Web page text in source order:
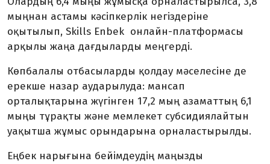
мыңнан астамы кәсіпкерлік негіздеріне
оқытылып, Skills Enbek онлайн-платформасы
арқылы жаңа дағдыларды меңгерді.
Көпбалалы отбасыларды қолдау мәселесіне де
ерекше назар аударылуда: мансап
орталықтарына жүгінген 17,2 мың азаматтың 6,1
мыңы тұрақты және мемлекет субсидиялайтын
уақытша жұмыс орындарына орналастырылды.
Еңбек нарығына бейімдеудің маңызды